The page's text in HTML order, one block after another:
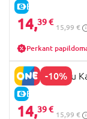
E-KAINA
14,39 €
15,99 €
Perkant
-10%
E-KAINA
YUME Jujutsu
14,39 €
15,99 €